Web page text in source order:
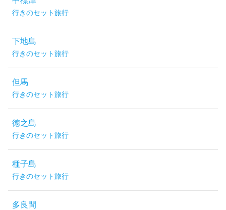
行きのセット旅行
下地島
行きのセット旅行
但馬
行きのセット旅行
徳之島
行きのセット旅行
種子島
行きのセット旅行
多良間